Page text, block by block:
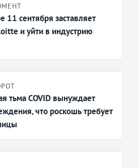
сентября заставляет
и уйти в индустрию
тьма COVID вынуждает
что роскошь требует